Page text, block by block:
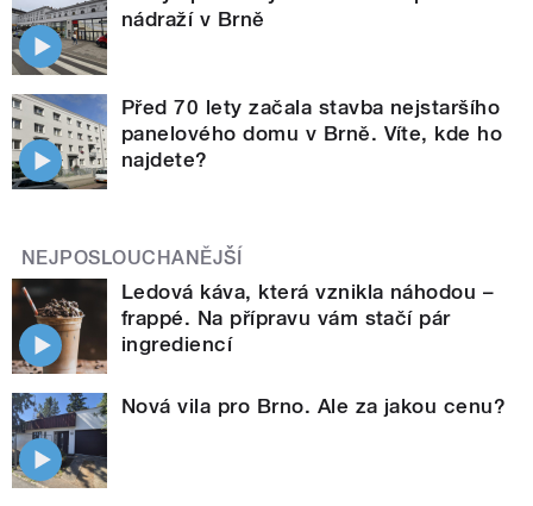
nádraží v Brně
Před 70 lety začala stavba nejstaršího
panelového domu v Brně. Víte, kde ho
najdete?
NEJPOSLOUCHANĚJŠÍ
Ledová káva, která vznikla náhodou –
frappé. Na přípravu vám stačí pár
ingrediencí
Nová vila pro Brno. Ale za jakou cenu?